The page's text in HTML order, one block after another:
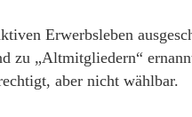
Erwerbsleben
zu „Altmitgliedern“
aber nicht wählbar.